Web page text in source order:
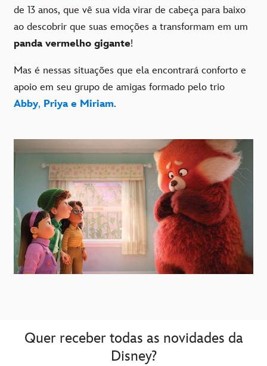
de 13 anos, que vê sua vida virar de cabeça para baixo
ao descobrir que suas emoções a transformam em um
panda vermelho gigante!
Mas é nessas situações que ela encontrará conforto e
apoio em seu grupo de amigas formado pelo trio
Abby, Priya e Miriam.
Quer receber todas as novidades da
Disney?